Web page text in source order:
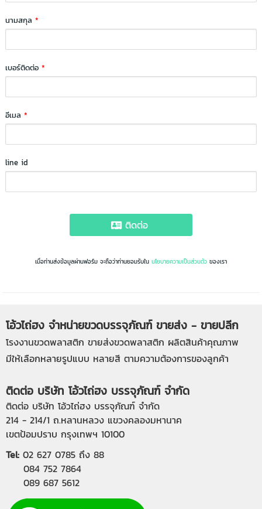
นามสกุล*
เบอร์ติดต่อ*
อีเมล*
line id
ติดต่อ
เมื่อท่านส่งข้อมูลผ่านฟอร์ม จะถือว่าท่านยอมรับใน นโยบายความเป็นส่วนตัว ของเรา
โอ้วไถ่ฮง จำหน่ายขวดบรรจุภัณฑ์ ขายส่ง - ขายปลีก
โรงงานขวดพลาสติก ขายส่งขวดพลาสติก ผลิตสินค้าคุณภาพ
มีให้เลือกหลายรูปแบบ หลายสี ตามความต้องการของลูกค้า
ติดต่อ บริษัท โอ้วไถ่ฮง บรรจุภัณฑ์ จำกัด
ติดต่อ บริษัท โอ้วไถ่ฮง บรรจุภัณฑ์ จำกัด
214 - 214/1 ถ.หลานหลวง แขวงคลองมหานาค
เขตป้อมปราบ กรุงเทพฯ 10100
Tel: 02 627 0785 ถึง 88
084 752 7864
089 687 5612